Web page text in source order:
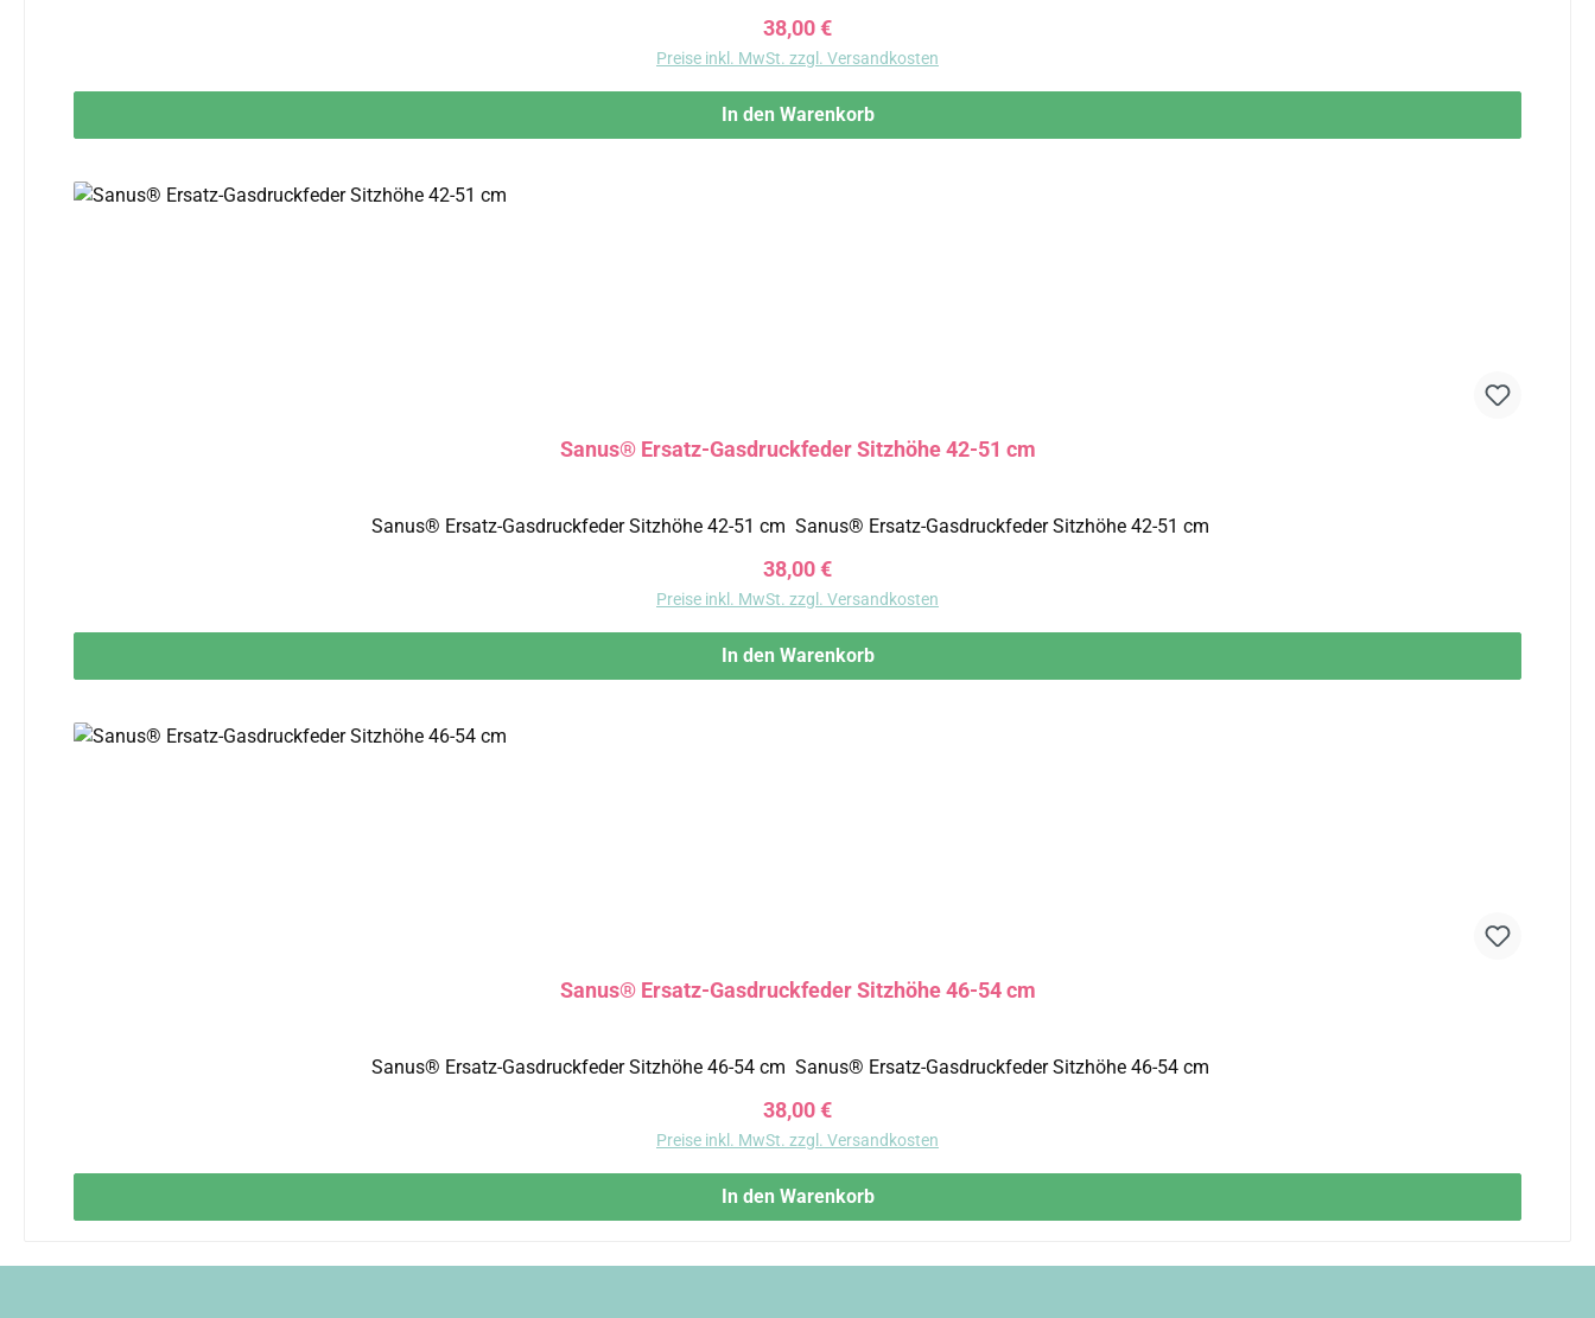
Regulärer Preis:
38,00 €
Preise inkl. MwSt. zzgl. Versandkosten
In den Warenkorb
Sanus® Ersatz-Gasdruckfeder Sitzhöhe 42-51 cm
Regulärer Preis:
38,00 €
Preise inkl. MwSt. zzgl. Versandkosten
In den Warenkorb
Sanus® Ersatz-Gasdruckfeder Sitzhöhe 46-54 cm
Regulärer Preis:
38,00 €
Preise inkl. MwSt. zzgl. Versandkosten
In den Warenkorb